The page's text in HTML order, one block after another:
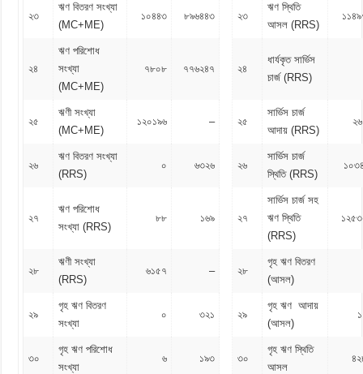
২৩
ঋণ বিতরণ সংখ্যা
(MC+ME)
১০৪৪৩ ৮৯৬৪৪৩ ২৩
ঋণ স্থিতি
আসল (RRS)
২৪
ঋণ পরিশোধ
সংখ্যা
(MC+ME)
৭৮০৮ ৭৭৬২৪৭ ২৪
ধার্যকৃত সার্ভিস
চার্জ (RRS)
২৫
ঋণী সংখ্যা
(MC+ME)
১২০১৯৬ – ২৫
সার্ভিস চার্জ
আদায় (RRS)
২৬
ঋণ বিতরণ সংখ্যা
(RRS)
০ ৬৩২৬ ২৬
সার্ভিস চার্জ
স্থিতি (RRS)
২৭
ঋণ পরিশোধ
সংখ্যা (RRS)
৮৮ ১৬৯ ২৭
সার্ভিস চার্জ সহ
ঋণ স্থিতি
(RRS)
২৮
ঋণী সংখ্যা
(RRS)
৬১৫৭ – ২৮
গৃহ ঋণ বিতরণ
(আসল)
২৯
গৃহ ঋণ বিতরণ
সংখ্যা
০ ৩২১ ২৯
গৃহ ঋণ আদায়
(আসল)
৩০
গৃহ ঋণ পরিশোধ
সংখ্যা
৬ ১৯৩ ৩০
গৃহ ঋণ স্থিতি
আসল